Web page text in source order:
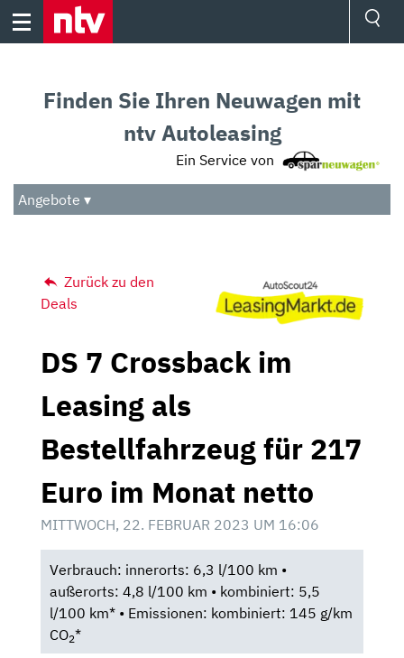
Skip
Audio
Das Beste
Finden Sie Ihren Neuwagen mit
ntv Autoleasing
Ein Service von
Angebote ▾
Zurück zu den
Deals
DS 7 Crossback im
Leasing als
Bestellfahrzeug für 217
Euro im Monat netto
MITTWOCH, 22. FEBRUAR 2023 UM 16:06
Verbrauch: innerorts: 6,3 l/100 km •
außerorts: 4,8 l/100 km • kombiniert: 5,5
l/100 km* • Emissionen: kombiniert: 145 g/km
CO2*